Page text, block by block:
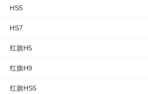
HS5
HS7
红旗H5
红旗H9
红旗HS5